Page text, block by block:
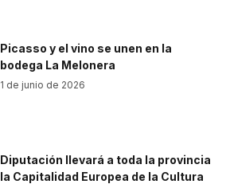
Picasso y el vino se unen en la
bodega La Melonera
1 de junio de 2026
Diputación llevará a toda la provincia
la Capitalidad Europea de la Cultura